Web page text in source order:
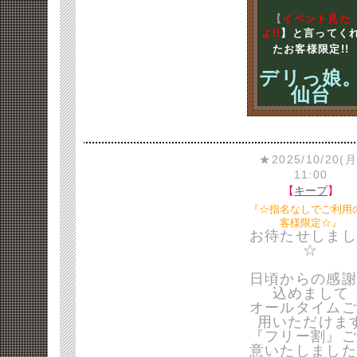
【 イベント見た
よ!! 】と言ってく
たお客様限定!!
デリっ娘
仙台
★2025/10/20(
11:00
【キープ】
『☆指名なしでご利用
客様限定☆』
お待たせしま
☆
日頃からの感
込めまして
オールタイム
用いただけま
『フリー割』
意いたしまし